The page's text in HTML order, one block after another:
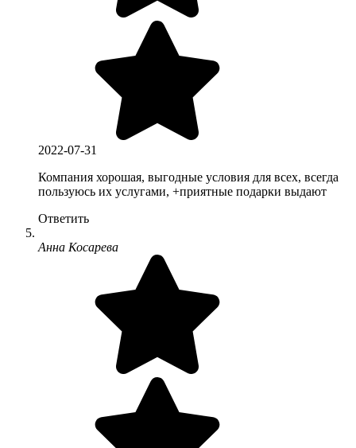
2022-07-31
Компания хорошая, выгодные условия для всех, всегда
пользуюсь их услугами, +приятные подарки выдают
Ответить
Анна Косарева